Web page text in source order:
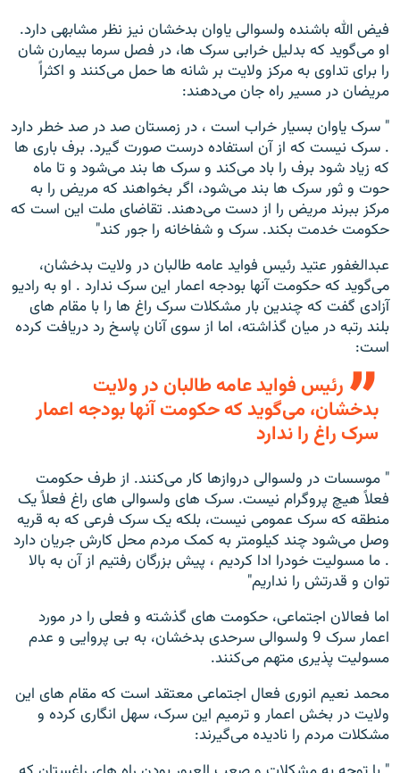
فیض الله باشنده ولسوالی یاوان بدخشان نیز نظر مشابهی دارد.
او می‌گوید که بدلیل خرابی سرک ها، در فصل سرما بیمارن شان
را برای تداوی به مرکز ولایت بر شانه ها حمل می‌کنند و اکثراً
مریضان در مسیر راه جان می‌دهند:
" سرک یاوان بسیار خراب است ، در زمستان صد در صد خطر دارد
. سرک نیست که از آن استفاده درست صورت گیرد. برف باری ها
که زیاد شود برف را باد می‌کند و سرک ها بند می‌شود و تا ماه
حوت و ثور سرک ها بند می‌شود، اگر بخواهند که مریض را به
مرکز ببرند مریض را از دست می‌دهند. تقاضای ملت این است که
حکومت خدمت بکند. سرک و شفاخانه را جور کند"
عبدالغفور عتید رئیس فواید عامه طالبان در ولایت بدخشان،
می‌گوید که حکومت آنها بودجه اعمار این سرک ندارد . او به رادیو
آزادی گفت که چندین بار مشکلات سرک راغ ها را با مقام های
بلند رتبه در میان گذاشته، اما از سوی آنان پاسخ رد دریافت کرده
است:
رئیس فواید عامه طالبان در ولایت
بدخشان، می‌گوید که حکومت آنها بودجه اعمار
سرک راغ را ندارد
" موسسات در ولسوالی دروازها کار می‌کنند. از طرف حکومت
فعلاً هیچ پروگرام نیست. سرک های ولسوالی های راغ فعلاً یک
منطقه که سرک عمومی نیست، بلکه یک سرک فرعی که به قریه
وصل می‌شود چند کیلومتر به کمک مردم محل کارش جریان دارد
. ما مسولیت خودرا ادا کردیم ، پیش بزرگان رفتیم از آن به بالا
توان و قدرتش را نداریم"
اما فعالان اجتماعی، حکومت های گذشته و فعلی را در مورد
اعمار سرک 9 ولسوالی سرحدی بدخشان، به بی پروایی و عدم
مسولیت پذیری متهم می‌کنند.
محمد نعیم انوری فعال اجتماعی معتقد است که مقام های این
ولایت در بخش اعمار و ترمیم این سرک، سهل انگاری کرده و
مشکلات مردم را نادیده می‌گیرند: